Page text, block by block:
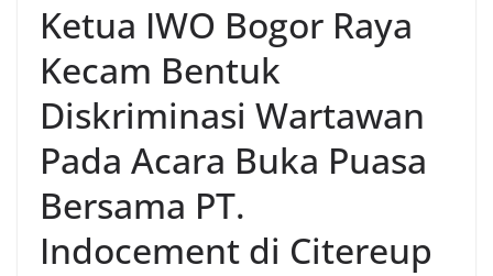
Ketua IWO Bogor Raya
Kecam Bentuk
Diskriminasi Wartawan
Pada Acara Buka Puasa
Bersama PT.
Indocement di Citereup